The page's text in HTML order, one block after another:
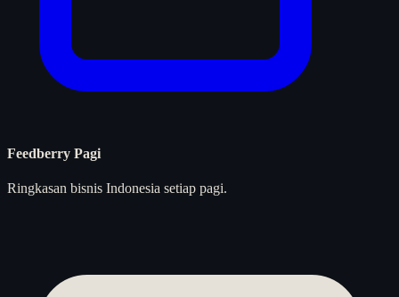
Feedberry Pagi
Ringkasan bisnis Indonesia setiap pagi.